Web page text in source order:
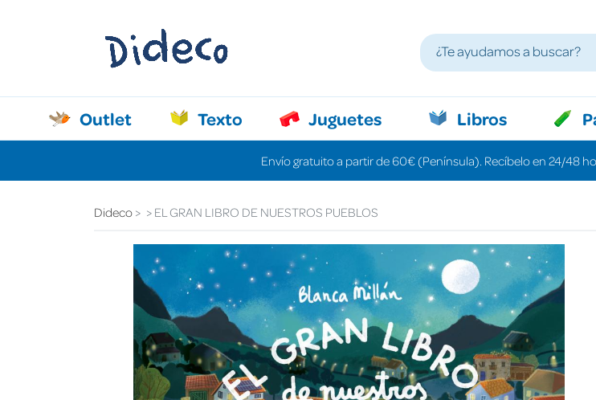
Outlet Texto Juguetes Libros
Envío gratuito a partir de 60€ (Península). Recíbelo en 24/48
Dideco EL GRAN LIBRO DE NUESTROS PUEBLOS